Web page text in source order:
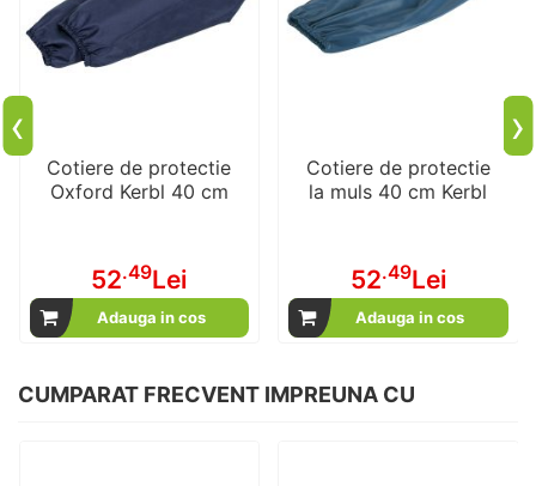
Cotiere de protectie
Oxford Kerbl 40 cm
52.49Lei
Adauga in cos
Cotiere de protectie
la muls 40 cm Kerbl
52.49Lei
Adauga in cos
‹ ›
CUMPARAT FRECVENT IMPREUNA CU